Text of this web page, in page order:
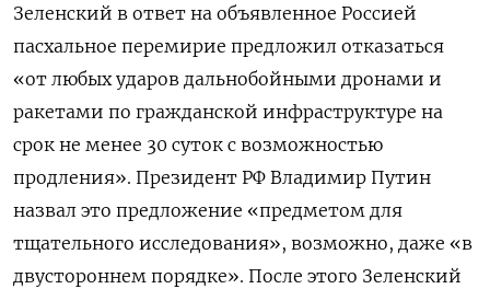
Зеленский в ответ на объявленное Россией
пасхальное перемирие предложил отказаться
«от любых ударов дальнобойными дронами и
ракетами по гражданской инфраструктуре на
срок не менее 30 суток с возможностью
продления». Президент РФ Владимир Путин
назвал это предложение «предметом для
тщательного исследования», возможно, даже «в
двустороннем порядке». После этого Зеленский